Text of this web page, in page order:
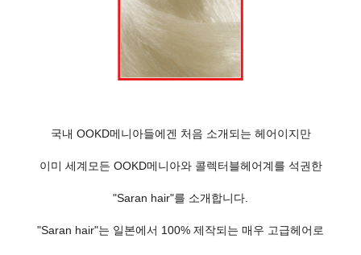
국내 OOKD메니아들에겐 처음 소개되는 헤어이지만
이미 세계모든 OOKD메니아와 콜렉터블헤어계를 석권한
"Saran hair"를 소개합니다.
"Saran hair"는 일본에서 100% 제작되는 매우 고급헤어로